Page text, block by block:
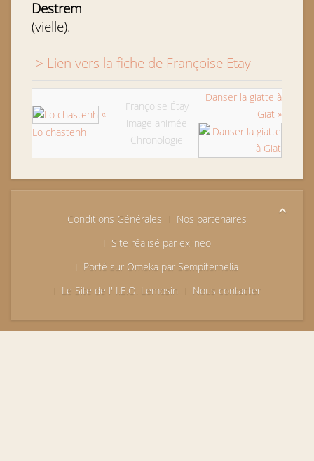
Destrem
(vielle).
-> Lien vers la fiche de Françoise Etay
«
Lo chastenh
Françoise Étay
image animée
Chronologie
Danser la giatte à
Giat »
Conditions Générales
Nos partenaires
Site réalisé par exlineo
Porté sur Omeka par Sempiternelia
Le Site de l' I.E.O. Lemosin
Nous contacter